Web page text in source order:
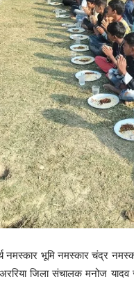
नमस्कार भूमि नमस्कार चंद्र
अररिया जिला संचालक मनोज